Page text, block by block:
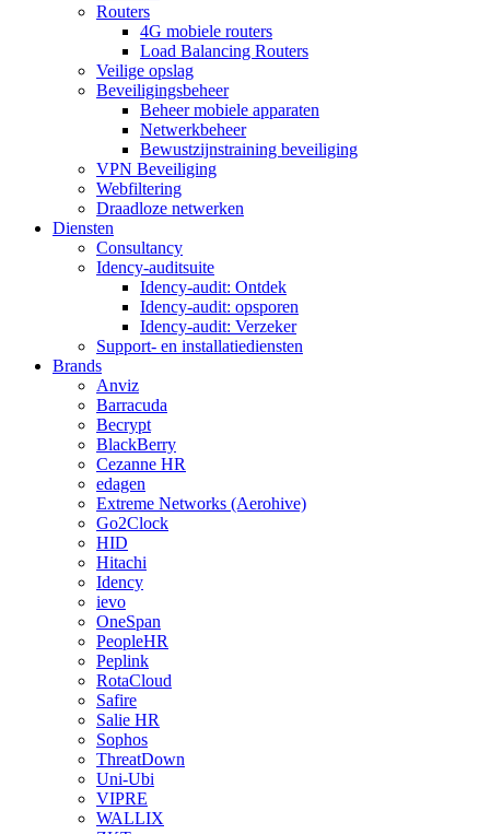
Routers
4G mobiele routers
Load Balancing Routers
Veilige opslag
Beveiligingsbeheer
Beheer mobiele apparaten
Netwerkbeheer
Bewustzijnstraining beveiliging
VPN Beveiliging
Webfiltering
Draadloze netwerken
Diensten
Consultancy
Idency-auditsuite
Idency-audit: Ontdek
Idency-audit: opsporen
Idency-audit: Verzeker
Support- en installatiediensten
Brands
Anviz
Barracuda
Becrypt
BlackBerry
Cezanne HR
edagen
Extreme Networks (Aerohive)
Go2Clock
HID
Hitachi
Idency
ievo
OneSpan
PeopleHR
Peplink
RotaCloud
Safire
Salie HR
Sophos
ThreatDown
Uni-Ubi
VIPRE
WALLIX